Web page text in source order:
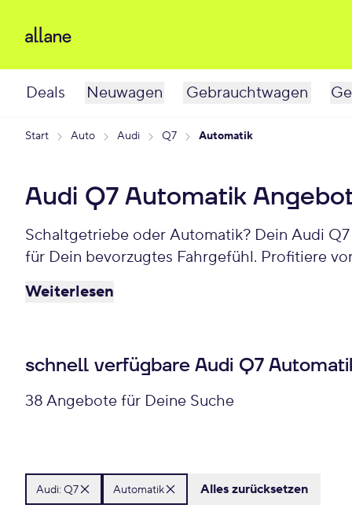
Deals Neuwagen Gebrauchtwagen
Start Auto Audi Q7 Automatik
Audi Q7 Automatik
Schaltgetriebe oder Automatik? Dein Audi
für Dein bevorzugtes Fahrgefühl. Profitiere
Weiterlesen
schnell verfügbare Audi Q7
38 Angebote für Deine Suche
Audi: Q7 Automatik Alles zurücksetzen